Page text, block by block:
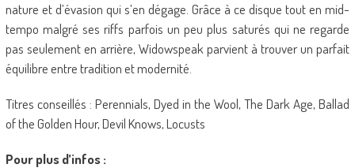
nature et d’évasion qui s’en dégage. Grâce à ce disque tout en mid-
tempo malgré ses riffs parfois un peu plus saturés qui ne regarde
pas seulement en arrière, Widowspeak parvient à trouver un parfait
équilibre entre tradition et modernité.
Titres conseillés : Perennials, Dyed in the Wool, The Dark Age, Ballad
of the Golden Hour, Devil Knows, Locusts
Pour plus d’infos :